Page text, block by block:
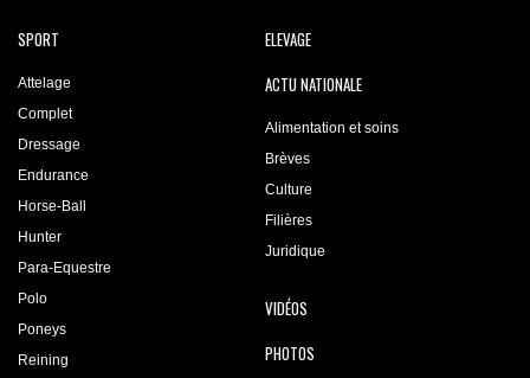
SPORT
Attelage
Complet
Dressage
Endurance
Horse-Ball
Hunter
Para-Equestre
Polo
Poneys
Reining
ELEVAGE
ACTU NATIONALE
Alimentation et soins
Brèves
Culture
Filières
Juridique
VIDÉOS
PHOTOS